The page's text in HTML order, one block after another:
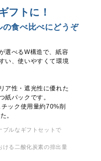
フトに！
の食べ比べにどうぞ
選べるW構造で、紙容
い、使いやすくて環境
ア性・遮光性に優れた
紙パックです。
ック使用量約70%削
。
ルなギフトセットで
る二酸化炭素の排出量